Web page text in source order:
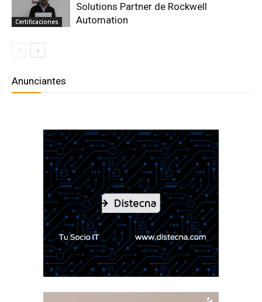
Certificaciones
Solutions Partner de Rockwell
Automation
Anunciantes